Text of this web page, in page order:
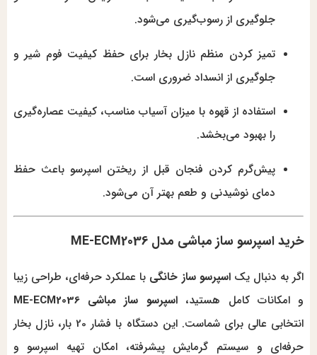
جلوگیری از رسوب‌گیری می‌شود.
تمیز کردن منظم نازل بخار برای حفظ کیفیت فوم شیر و
جلوگیری از انسداد ضروری است.
استفاده از قهوه با میزان آسیاب مناسب، کیفیت عصاره‌گیری
را بهبود می‌بخشد.
پیش‌گرم کردن فنجان قبل از ریختن اسپرسو باعث حفظ
دمای نوشیدنی و طعم بهتر آن می‌شود.
خرید اسپرسو ساز مباشی مدل ME-ECM2036
اگر به دنبال یکاسپرسو ساز خانگی با عملکرد حرفه‌ای، طراحی زیبا
و امکانات کامل هستید،اسپرسو ساز مباشی ME-ECM2036
انتخابی عالی برای شماست. این دستگاه با فشار 20 بار، نازل بخار
حرفه‌ای و سیستم گرمایش پیشرفته، امکان تهیه اسپرسو و